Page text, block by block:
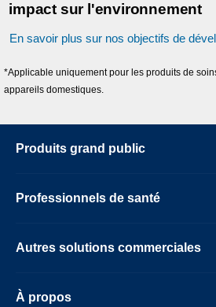
impact sur l'environnement
En savoir plus sur nos objectifs de
*Applicable uniquement pour les produits de
appareils domestiques.
Produits grand public
Professionnels de santé
Autres solutions commerciales
À propos